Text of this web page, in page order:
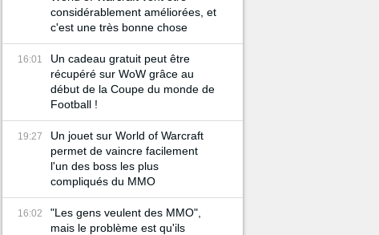
considérablement améliorées, et
c'est une très bonne chose
16:01
Un cadeau gratuit peut être
récupéré sur WoW grâce au
début de la Coupe du monde de
Football !
19:27
Un jouet sur World of Warcraft
permet de vaincre facilement
l'un des boss les plus
compliqués du MMO
16:02
"Les gens veulent des MMO",
mais le problème est qu'ils